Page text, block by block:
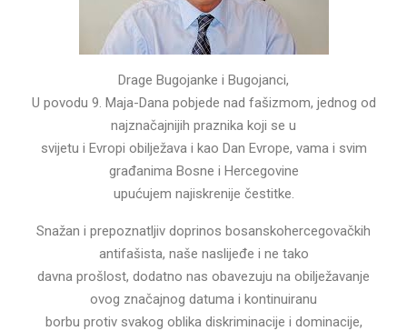
Drage Bugojanke i Bugojanci,
U povodu 9. Maja-Dana pobjede nad fašizmom, jednog od
najznačajnijih praznika koji se u
svijetu i Evropi obilježava i kao Dan Evrope, vama i svim
građanima Bosne i Hercegovine
upućujem najiskrenije čestitke.
Snažan i prepoznatljiv doprinos bosanskohercegovačkih
antifašista, naše naslijeđe i ne tako
davna prošlost, dodatno nas obavezuju na obilježavanje
ovog značajnog datuma i kontinuiranu
borbu protiv svakog oblika diskriminacije i dominacije,